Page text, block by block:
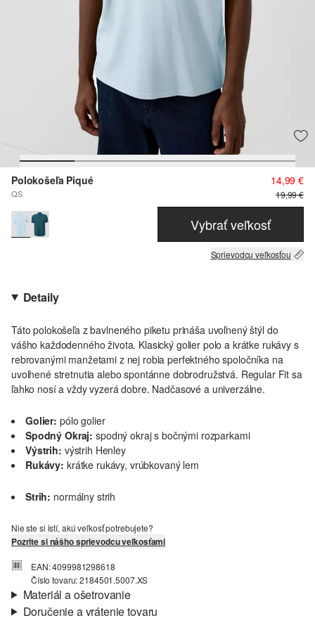
Polokošeľa Piqué
QS
14,99 €
19,99 €
Vybrať veľkosť
Sprievodcu veľkosťou
Detaily
Táto polokošeľa z bavlneného piketu prináša uvoľnený štýl do
vášho každodenného života. Klasický golier polo a krátke rukávy s
rebrovanými manžetami z nej robia perfektného spoločníka na
uvoľnené stretnutia alebo spontánne dobrodružstvá. Regular Fit sa
ľahko nosí a vždy vyzerá dobre. Nadčasové a univerzálne.
Golier: pólo golier
Spodný Okraj: spodný okraj s bočnými rozparkami
Výstrih: výstrih Henley
Rukávy: krátke rukávy, vrúbkovaný lem
Strih: normálny strih
Nie ste si istí, akú veľkosť potrebujete?
Pozrite si nášho sprievodcu veľkosťami
EAN: 4099981298618
Číslo tovaru: 2184501.5007.XS
Materiál a ošetrovanie
Doručenie a vrátenie tovaru